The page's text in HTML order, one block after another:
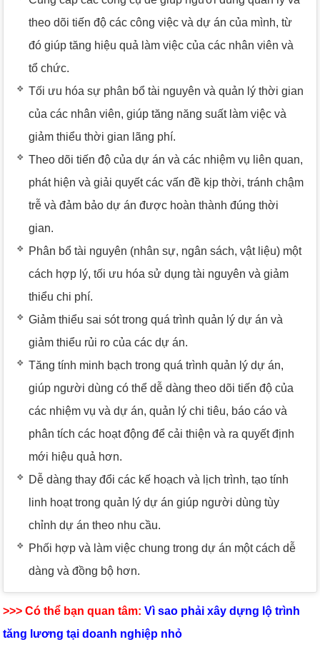
theo dõi tiến độ các công việc và dự án của mình, từ
đó giúp tăng hiệu quả làm việc của các nhân viên và
tổ chức.
Tối ưu hóa sự phân bổ tài nguyên và quản lý thời gian
của các nhân viên, giúp tăng năng suất làm việc và
giảm thiểu thời gian lãng phí.
Theo dõi tiến độ của dự án và các nhiệm vụ liên quan,
phát hiện và giải quyết các vấn đề kịp thời, tránh chậm
trễ và đảm bảo dự án được hoàn thành đúng thời
gian.
Phân bổ tài nguyên (nhân sự, ngân sách, vật liệu) một
cách hợp lý, tối ưu hóa sử dụng tài nguyên và giảm
thiểu chi phí.
Giảm thiểu sai sót trong quá trình quản lý dự án và
giảm thiểu rủi ro của các dự án.
Tăng tính minh bạch trong quá trình quản lý dự án,
giúp người dùng có thể dễ dàng theo dõi tiến độ của
các nhiệm vụ và dự án, quản lý chi tiêu, báo cáo và
phân tích các hoạt động để cải thiện và ra quyết định
mới hiệu quả hơn.
Dễ dàng thay đổi các kế hoạch và lịch trình, tạo tính
linh hoạt trong quản lý dự án giúp người dùng tùy
chỉnh dự án theo nhu cầu.
Phối hợp và làm việc chung trong dự án một cách dễ
dàng và đồng bộ hơn.
>>> Có thể bạn quan tâm: Vì sao phải xây dựng lộ trình
tăng lương tại doanh nghiệp nhỏ